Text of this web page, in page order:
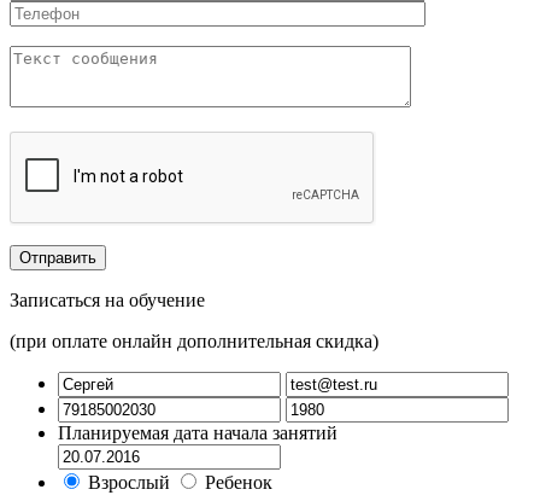
Записаться на обучение
(при оплате онлайн дополнительная скидка)
Планируемая дата начала занятий
Взрослый Ребенок